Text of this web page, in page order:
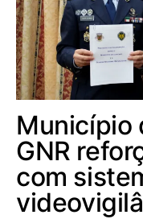
Município
GNR
com